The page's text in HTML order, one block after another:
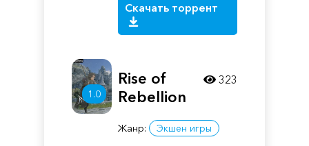
Скачать торрент
1.0
Rise of
Rebellion
Жанр: Экшен игры
323